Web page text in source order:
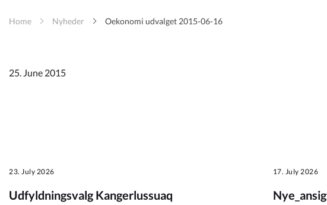
Turisme
Om_kommunen
Home Nyheder Oekonomi udvalget 2015-06-16
25. June 2015
23. July 2026
Udfyldningsvalg Kangerlussuaq
17. July 2026